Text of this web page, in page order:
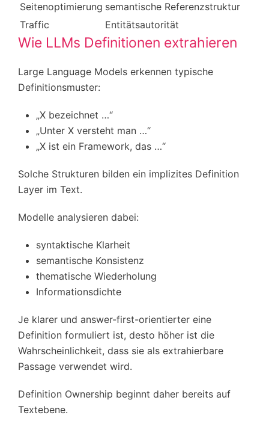
Seitenoptimierung semantische Referenzstruktur
Traffic
Entitätsautorität
Wie LLMs Definitionen extrahieren
Large Language Models erkennen typische
Definitionsmuster:
„X bezeichnet …“
„Unter X versteht man …“
„X ist ein Framework, das …“
Solche Strukturen bilden ein implizites Definition
Layer im Text.
Modelle analysieren dabei:
syntaktische Klarheit
semantische Konsistenz
thematische Wiederholung
Informationsdichte
Je klarer und answer-first-orientierter eine
Definition formuliert ist, desto höher ist die
Wahrscheinlichkeit, dass sie als extrahierbare
Passage verwendet wird.
Definition Ownership beginnt daher bereits auf
Textebene.